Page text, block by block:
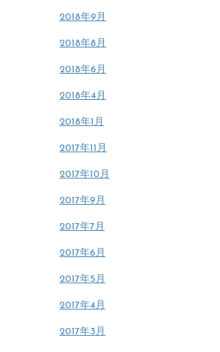
2018年9月
2018年8月
2018年6月
2018年4月
2018年1月
2017年11月
2017年10月
2017年9月
2017年7月
2017年6月
2017年5月
2017年4月
2017年3月